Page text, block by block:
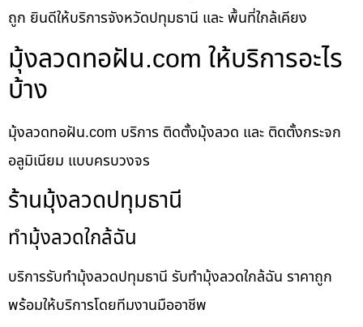
ถูก ยินดีให้บริการจังหวัดปทุมธานี และ พื้นที่ใกล้เคียง
มุ้งลวดทอฝัน.com ให้บริการอะไร
บ้าง
มุ้งลวดทอฝัน.com บริการ ติดตั้งมุ้งลวด และ ติดตั้งกระจก
อลูมิเนียม แบบครบวงจร
ร้านมุ้งลวดปทุมธานี
ทำมุ้งลวดใกล้ฉัน
บริการรับทำมุ้งลวดปทุมธานี รับทำมุ้งลวดใกล้ฉัน ราคาถูก
พร้อมให้บริการโดยทีมงานมืออาชีพ